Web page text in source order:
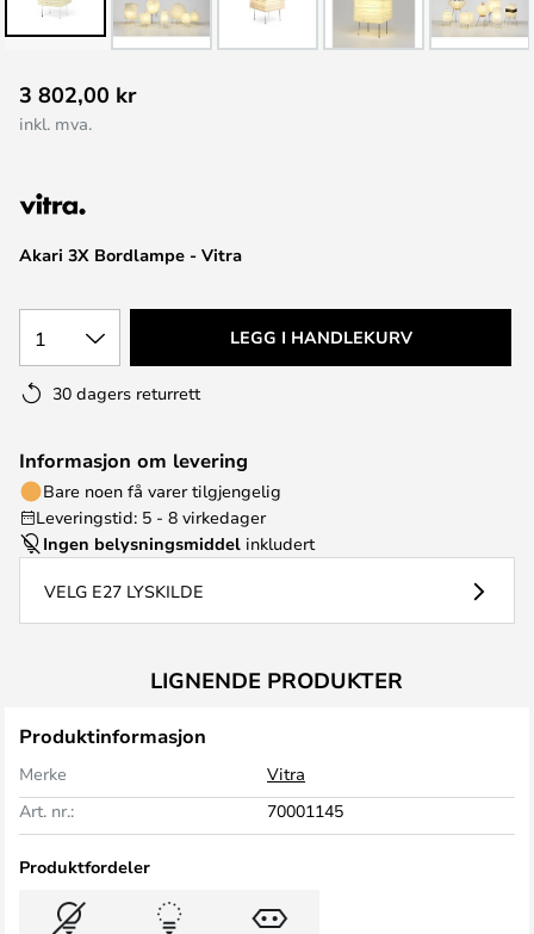
til
begynnelsen
bildegalleri
Akari 3X Bordlampe - Vitra
3 802,00 kr
inkl. mva.
1 LEGG I HANDLEKURV
30 dagers returrett
Informasjon om levering
Bare noen få varer tilgjengelig
Leveringstid: 5 - 8 virkedager
Ingen belysningsmiddel inkludert
VELG E27 LYSKILDE
LIGNENDE PRODUKTER
Produktinformasjon
Merke
Vitra
Art. nr.:
70001145
Produktfordeler